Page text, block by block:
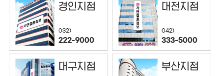
경인지점
032)
222-9000
대전지점
042)
333-5000
대구지점 부산지점